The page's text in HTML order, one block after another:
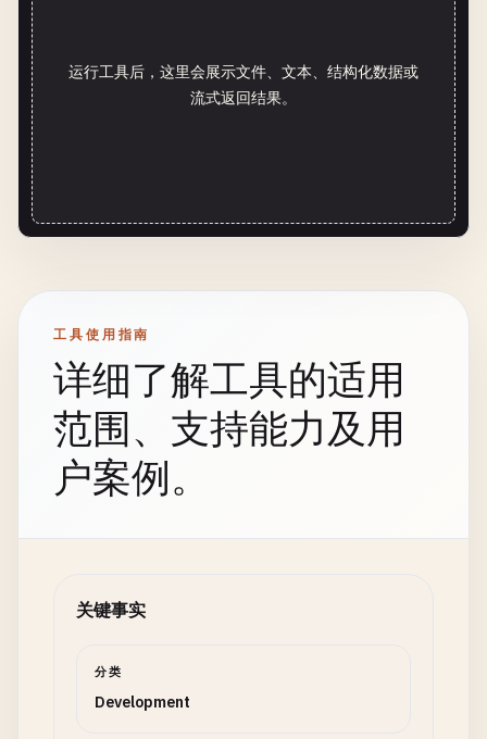
运行工具后，这里会展示文件、文本、结构化数据或
流式返回结果。
工具使用指南
详细了解工具的适用
范围、支持能力及用
户案例。
关键事实
分类
Development